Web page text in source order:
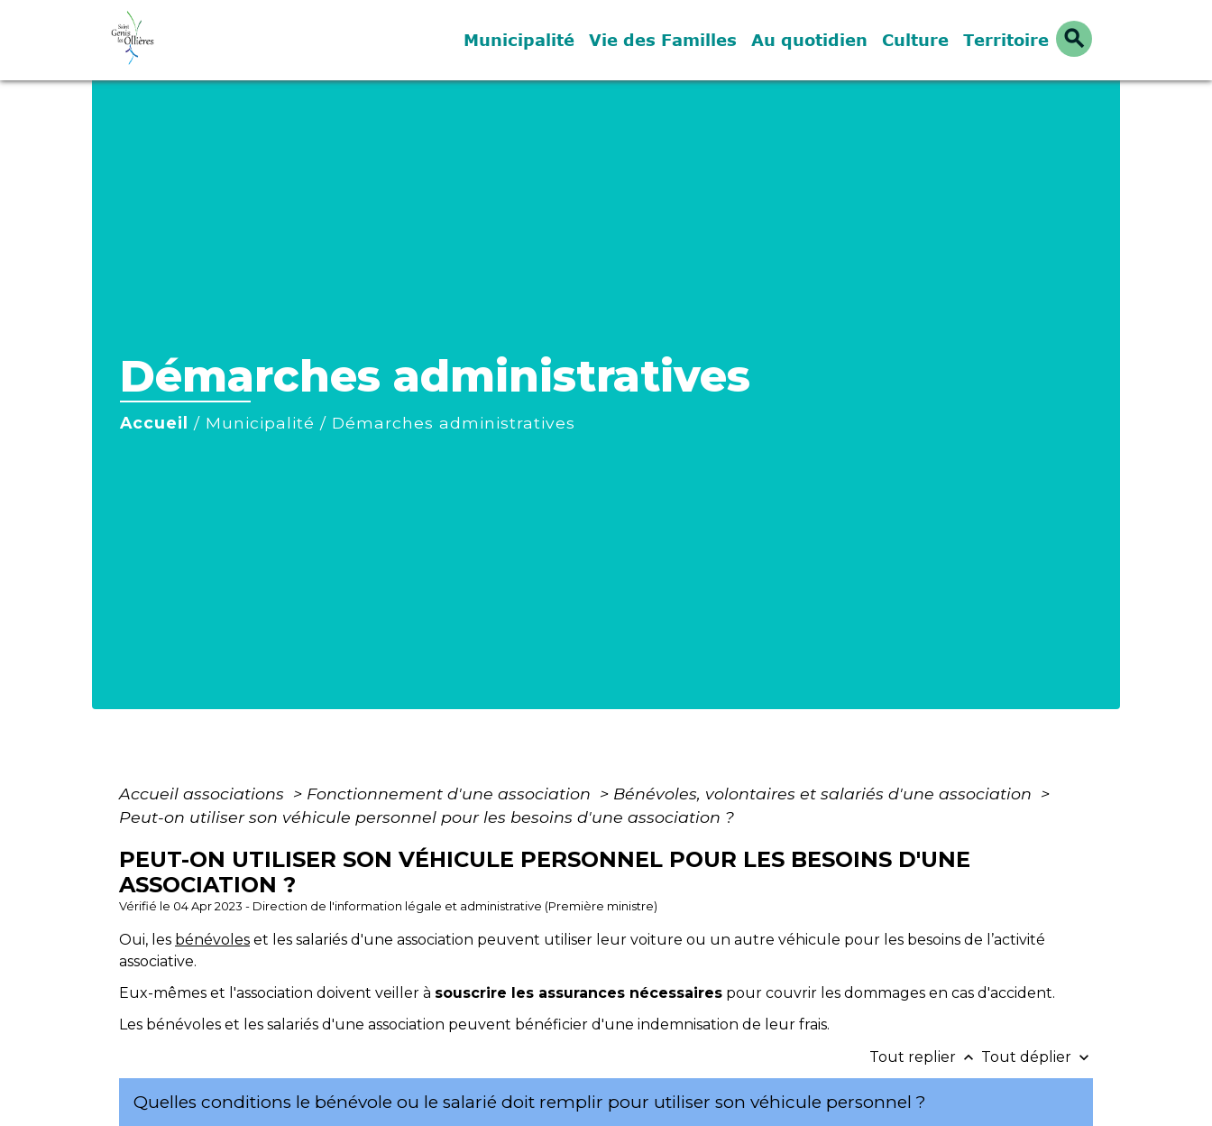
Municipalité Vie des Familles Au quotidien Culture Territoire search
Démarches administratives
Accueil / Municipalité / Démarches administratives
Accueil associations > Fonctionnement d'une association > Bénévoles, volontaires et salariés d'une association >
Peut-on utiliser son véhicule personnel pour les besoins d'une association ?
PEUT-ON UTILISER SON VÉHICULE PERSONNEL POUR LES BESOINS D'UNE
ASSOCIATION ?
Vérifié le 04 Apr 2023 - Direction de l'information légale et administrative (Première ministre)
Oui, les bénévoles et les salariés d'une association peuvent utiliser leur voiture ou un autre véhicule pour les besoins de l’activité
associative.
Eux-mêmes et l'association doivent veiller à souscrire les assurances nécessaires pour couvrir les dommages en cas d'accident.
Les bénévoles et les salariés d'une association peuvent bénéficier d'une indemnisation de leur frais.
Tout replier keyboard_arrow_up Tout déplier keyboard_arrow_down
Quelles conditions le bénévole ou le salarié doit remplir pour utiliser son véhicule personnel ?